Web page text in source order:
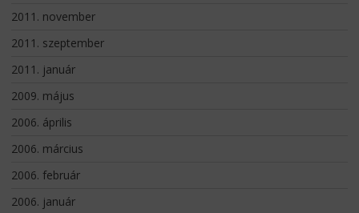
2011. november
2011. szeptember
2011. január
2009. május
2006. április
2006. március
2006. február
2006. január